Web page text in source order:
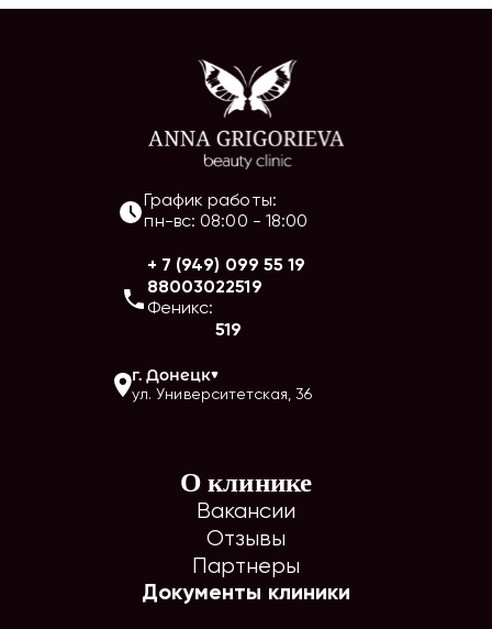
График работы:
пн-вс:08:00 - 18:00
+ 7 (949) 099 55 19
88003022519
Феникс:
519
г. Донецк
ул. Университетская, 36
О клинике
Вакансии
Отзывы
Партнеры
Документы клиники